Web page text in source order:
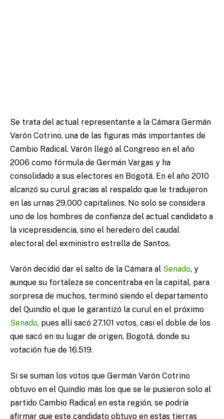
Se trata del actual representante a la Cámara Germán
Varón Cotrino, una de las figuras más importantes de
Cambio Radical. Varón llegó al Congreso en el año
2006 como fórmula de Germán Vargas y ha
consolidado a sus electores en Bogotá. En el año 2010
alcanzó su curul gracias al respaldo que le tradujeron
en las urnas 29.000 capitalinos. No solo se considera
uno de los hombres de confianza del actual candidato a
la vicepresidencia, sino el heredero del caudal
electoral del exministro estrella de Santos.
Varón decidió dar el salto de la Cámara al Senado, y
aunque su fortaleza se concentraba en la capital, para
sorpresa de muchos, terminó siendo el departamento
del Quindío el que le garantizó la curul en el próximo
Senado, pues allí sacó 27.101 votos, casi el doble de los
que sacó en su lugar de origen, Bogotá, donde su
votación fue de 16.519.
Si se suman los votos que Germán Varón Cotrino
obtuvo en el Quindío más los que se le pusieron solo al
partido Cambio Radical en esta región, se podría
afirmar que este candidato obtuvo en estas tierras